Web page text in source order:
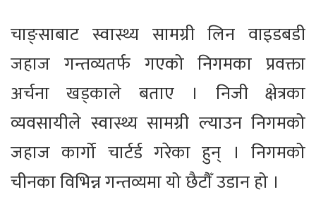
चाङ्साबाट स्वास्थ्य सामग्री लिन वाइडबडी
जहाज गन्तव्यतर्फ गएको निगमका प्रवक्ता
अर्चना खड्काले बताए । निजी क्षेत्रका
व्यवसायीले स्वास्थ्य सामग्री ल्याउन निगमको
जहाज कार्गो चार्टर्ड गरेका हुन् । निगमको
चीनका विभिन्न गन्तव्यमा यो छैटौँ उडान हो ।